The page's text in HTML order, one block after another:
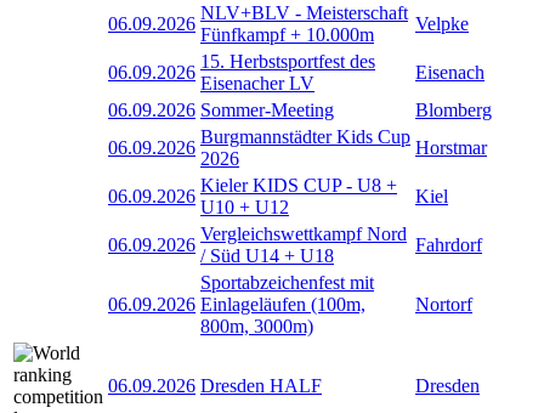
06.09.2026
NLV+BLV - Meisterschaft
Fünfkampf + 10.000m
Velpke
06.09.2026
15. Herbstsportfest des
Eisenacher LV
Eisenach
06.09.2026 Sommer-Meeting
Blomberg
06.09.2026
Burgmannstädter Kids Cup
2026
Horstmar
06.09.2026
Kieler KIDS CUP - U8 +
U10 + U12
Kiel
06.09.2026
Vergleichswettkampf Nord
/ Süd U14 + U18
Fahrdorf
06.09.2026
Sportabzeichenfest mit
Einlageläufen (100m,
800m, 3000m)
Nortorf
06.09.2026 Dresden HALF Dresden